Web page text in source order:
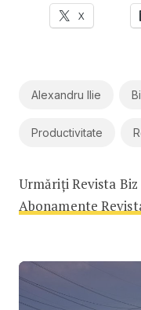
X
Alexandru Ilie
Productivitate
Urmăriți Revista Biz
Abonamente